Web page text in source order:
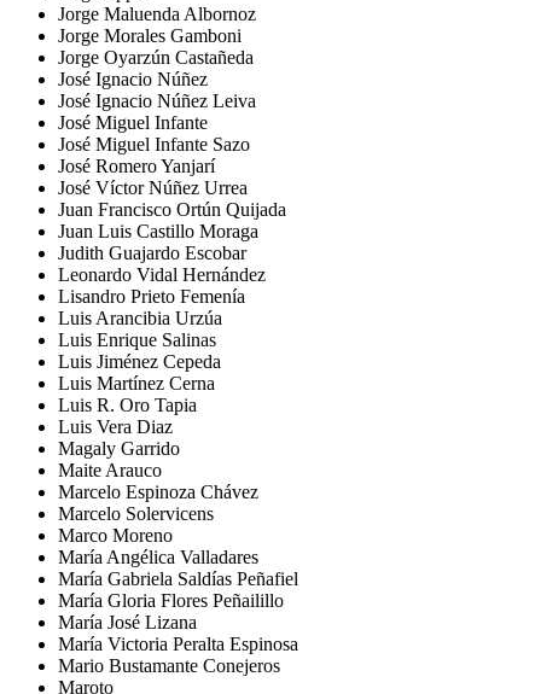
Jorge Maluenda Albornoz
Jorge Morales Gamboni
Jorge Oyarzún Castañeda
José Ignacio Núñez
José Ignacio Núñez Leiva
José Miguel Infante
José Miguel Infante Sazo
José Romero Yanjarí
José Víctor Núñez Urrea
Juan Francisco Ortún Quijada
Juan Luis Castillo Moraga
Judith Guajardo Escobar
Leonardo Vidal Hernández
Lisandro Prieto Femenía
Luis Arancibia Urzúa
Luis Enrique Salinas
Luis Jiménez Cepeda
Luis Martínez Cerna
Luis R. Oro Tapia
Luis Vera Diaz
Magaly Garrido
Maite Arauco
Marcelo Espinoza Chávez
Marcelo Solervicens
Marco Moreno
María Angélica Valladares
María Gabriela Saldías Peñafiel
María Gloria Flores Peñailillo
María José Lizana
María Victoria Peralta Espinosa
Mario Bustamante Conejeros
Maroto